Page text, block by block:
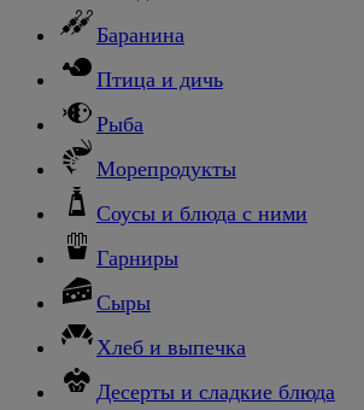
Баранина
Птица и дичь
Рыба
Морепродукты
Соусы и блюда с ними
Гарниры
Сыры
Хлеб и выпечка
Десерты и сладкие блюда